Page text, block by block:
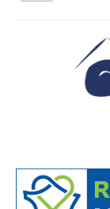
la
Aides financières
Qui sommes
Espace Info